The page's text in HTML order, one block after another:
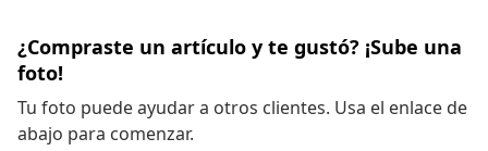
¿Compraste un artículo y te gustó? ¡Sube una
foto!
Tu foto puede ayudar a otros clientes. Usa el enlace de
abajo para comenzar.